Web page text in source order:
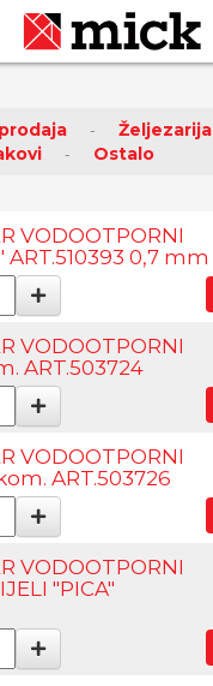
Željezarija
Ostalo
VODOOTPORNI
ART.510393 0,7 mm
VODOOTPORNI
ART.503724
VODOOTPORNI
ART.503726
VODOOTPORNI
"PICA"